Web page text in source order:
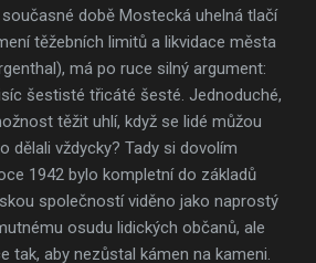
současné době Mostecká uhelná tlačí
těžebních limitů a likvidace města
má po ruce silný argument:
šestisté třicáté šesté. Jednoduché,
těžit uhlí, když se lidé můžou
dělali vždycky? Tady si dovolím
1942 bylo kompletní do základů
společností viděno jako naprostý
osudu lidických občanů, ale
tak, aby nezůstal kámen na kameni.